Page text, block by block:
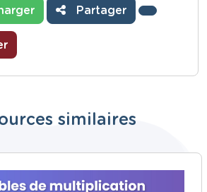
Partager
similaires